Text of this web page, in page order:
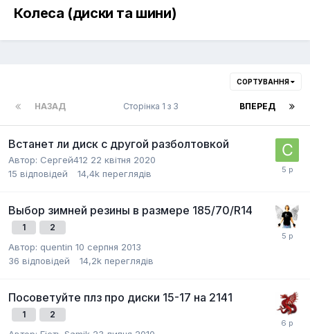
Колеса (диски та шини)
СОРТУВАННЯ
НАЗАД ВПЕРЕД
Сторінка 1 з 3
Встанет ли диск с другой разболтовкой
Автор: Сергей412 22 квітня 2020
15 відповідей 14,4k переглядів
Выбор зимней резины в размере 185/70/R14
1 2
Автор: quentin 10 серпня 2013
36 відповідей 14,2k переглядів
Посоветуйте плз про диски 15-17 на 2141
1 2